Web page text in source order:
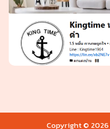
Copyright ©